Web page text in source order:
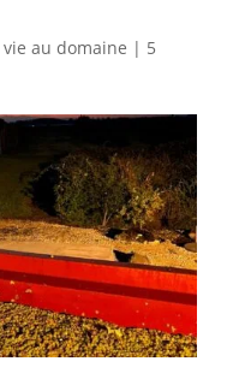
vie au domaine | 5